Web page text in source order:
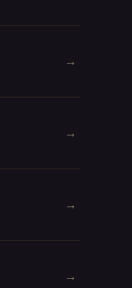
→
→
→
→